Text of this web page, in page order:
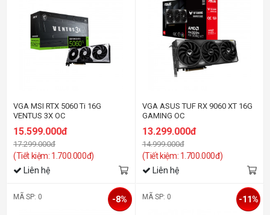
VGA MSI RTX 5060 Ti 16G
VENTUS 3X OC
15.599.000đ
17.299.000đ
(Tiết kiệm: 1.700.000đ)
Liên hệ
VGA ASUS TUF RX 9060 XT 16G
GAMING OC
13.299.000đ
14.999.000đ
(Tiết kiệm: 1.700.000đ)
Liên hệ
MÃ SP: 0 -8% MÃ SP: 0 -11%